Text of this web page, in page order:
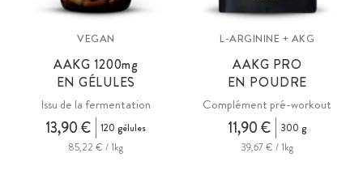
VEGAN
AAKG 1200mg
EN GÉLULES
Issu de la fermentation
13,90 €
120 gélules
85,22 € / 1kg
L-ARGININE + AKG
AAKG PRO
EN POUDRE
Complément pré-workout
11,90 €
300 g
39,67 € / 1kg